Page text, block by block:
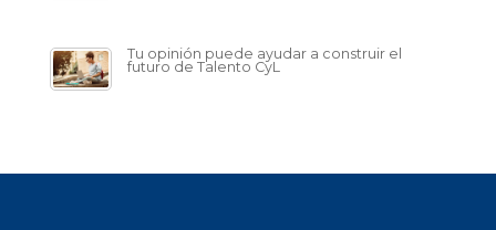
Tu opinión puede ayudar a construir el
futuro de Talento CyL